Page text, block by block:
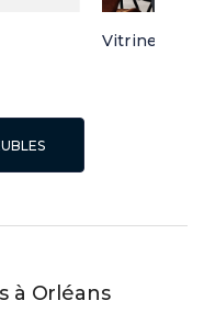
Vitrine 3
à Orléans